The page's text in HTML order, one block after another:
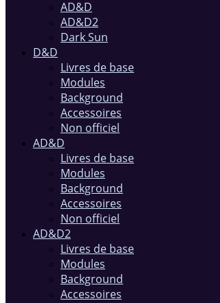
AD&D
AD&D2
Dark Sun
D&D
Livres de base
Modules
Background
Accessoires
Non officiel
AD&D
Livres de base
Modules
Background
Accessoires
Non officiel
AD&D2
Livres de base
Modules
Background
Accessoires